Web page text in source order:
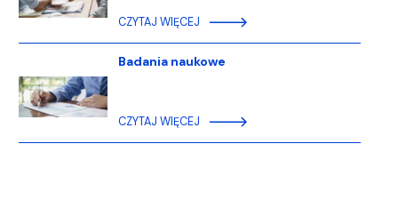
CZYTAJ WIĘCEJ
Badania naukowe
CZYTAJ WIĘCEJ